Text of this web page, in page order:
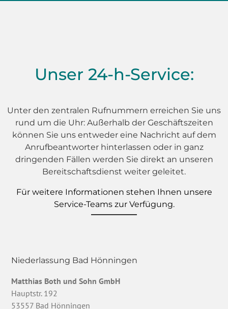
Unser 24-h-Service:
Unter den zentralen Rufnummern erreichen Sie uns
rund um die Uhr: Außerhalb der Geschäftszeiten
können Sie uns entweder eine Nachricht auf dem
Anrufbeantworter hinterlassen oder in ganz
dringenden Fällen werden Sie direkt an unseren
Bereitschaftsdienst weiter geleitet.
Für weitere Informationen stehen Ihnen unsere
Service-Teams zur Verfügung.
Niederlassung Bad Hönningen
Matthias Both und Sohn GmbH
Hauptstr. 192
53557 Bad Hönningen